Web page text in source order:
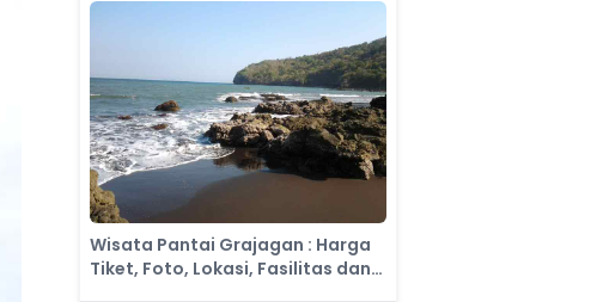
Wisata Pantai Grajagan : Harga
Tiket, Foto, Lokasi, Fasilitas dan